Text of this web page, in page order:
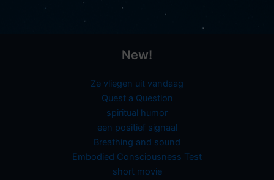
New!
Ze vliegen uit vandaag
Quest a Question
spiritual humor
een positief signaal
Breathing and sound
Embodied Consciousness Test
short movie